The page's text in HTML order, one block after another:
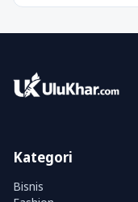
Kategori
Bisnis